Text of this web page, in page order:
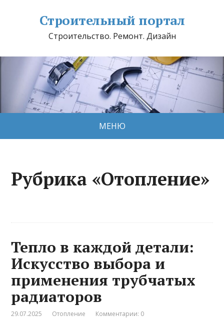
Строительный портал
Строительство. Ремонт. Дизайн
МЕНЮ
Рубрика «Отопление»
Тепло в каждой детали:
Искусство выбора и
применения трубчатых
радиаторов
29.07.2025 Отопление Комментарии: 0